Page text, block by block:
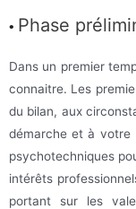
• Phase
Dans un premier
connaitre. Les
du bilan, aux
démarche et à votre
psychotechniques
intérêts
portant sur les